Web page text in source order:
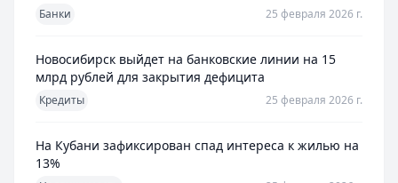
Банки 25 февраля 2026 г.
Новосибирск выйдет на банковские линии на 15
млрд рублей для закрытия дефицита
Кредиты 25 февраля 2026 г.
На Кубани зафиксирован спад интереса к жилью на
13%